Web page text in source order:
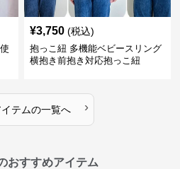
¥3,750 (税込)
抱っこ紐 多機能ベビースリング
横抱き前抱き対応抱っこ紐
テムの一覧へ ›
おすすめアイテム